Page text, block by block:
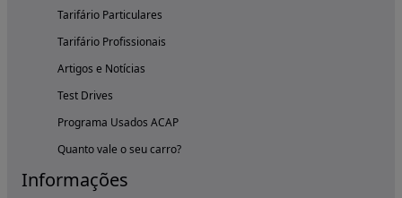
Tarifário Particulares
Tarifário Profissionais
Artigos e Notícias
Test Drives
Programa Usados ACAP
Quanto vale o seu carro?
Informações